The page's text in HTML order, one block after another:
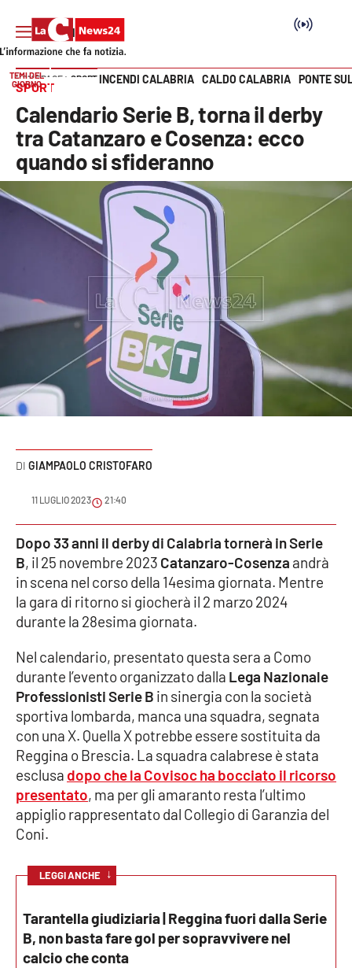
SEZIONI
Cronaca
Politica
Attualità
Economia e lavoro
Italia Mondo
Sanità
Sport
Meteo
Editoriali
VIDEO
Ambiente
Cronaca
Cultura
Economia e Lavoro
Politica
Sport
Vai
TEMI DEL
GIORNO
INCENDI CALABRIA CALDO CALABRIA PONTE
HOME PAGE SPORT
SPORT
Calendario Serie B, torna il derby
tra Catanzaro e Cosenza: ecco
quando si sfideranno
GIAMPAOLO CRISTOFARO
11 LUGLIO 2023 21:40
Dopo 33 anni il derby di Calabria tornerà in Serie
B, il 25 novembre 2023 Catanzaro-Cosenza andrà
in scena nel corso della 14esima giornata. Mentre
la gara di ritorno si giocherà il 2 marzo 2024
durante la 28esima giornata.
Nel calendario, presentato questa sera a Como
durante l’evento organizzato dalla Lega Nazionale
Professionisti Serie B in sinergia con la società
sportiva lombarda, manca una squadra, segnata
con una X. Quella X potrebbe essere sostituita da
Reggina o Brescia. La squadra calabrese è stata
esclusa dopo che la Covisoc ha bocciato il ricorso
presentato, ma per gli amaranto resta l’ultimo
appiglio rappresentato dal Collegio di Garanzia del
Coni.
LEGGI ANCHE ↓
Tarantella giudiziaria | Reggina fuori dalla Serie
B, non basta fare gol per sopravvivere nel
calcio che conta